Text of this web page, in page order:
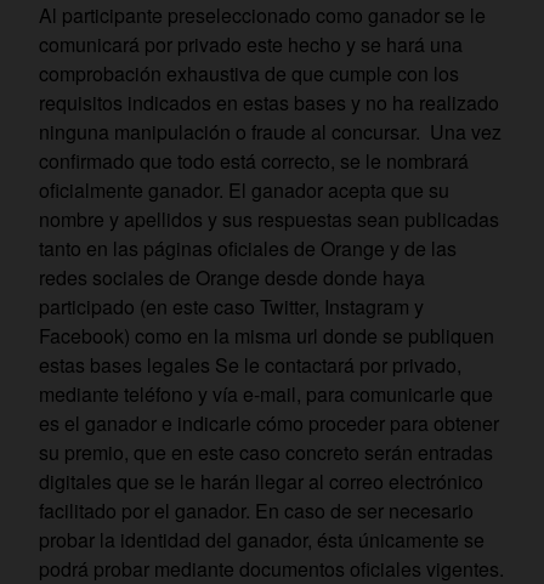
Al participante preseleccionado como ganador se le
comunicará por privado este hecho y se hará una
comprobación exhaustiva de que cumple con los
requisitos indicados en estas bases y no ha realizado
ninguna manipulación o fraude al concursar. Una vez
confirmado que todo está correcto, se le nombrará
oficialmente ganador. El ganador acepta que su
nombre y apellidos y sus respuestas sean publicadas
tanto en las páginas oficiales de Orange y de las
redes sociales de Orange desde donde haya
participado (en este caso Twitter, Instagram y
Facebook) como en la misma url donde se publiquen
estas bases legales Se le contactará por privado,
mediante teléfono y vía e-mail, para comunicarle que
es el ganador e indicarle cómo proceder para obtener
su premio, que en este caso concreto serán entradas
digitales que se le harán llegar al correo electrónico
facilitado por el ganador. En caso de ser necesario
probar la identidad del ganador, ésta únicamente se
podrá probar mediante documentos oficiales vigentes.